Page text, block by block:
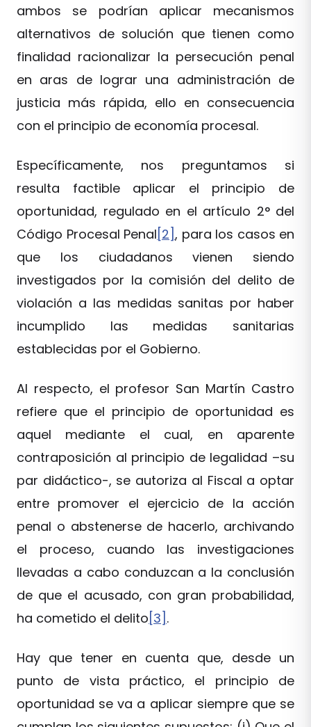
ambos se podrían aplicar mecanismos
alternativos de solución que tienen como
finalidad racionalizar la persecución penal
en aras de lograr una administración de
justicia más rápida, ello en consecuencia
con el principio de economía procesal.
Específicamente, nos preguntamos si
resulta factible aplicar el principio de
oportunidad, regulado en el artículo 2° del
Código Procesal Penal [2], para los casos en
que los ciudadanos vienen siendo
investigados por la comisión del delito de
violación a las medidas sanitas por haber
incumplido las medidas sanitarias
establecidas por el Gobierno.
Al respecto, el profesor San Martín Castro
refiere que el principio de oportunidad es
aquel mediante el cual, en aparente
contraposición al principio de legalidad –su
par didáctico-, se autoriza al Fiscal a optar
entre promover el ejercicio de la acción
penal o abstenerse de hacerlo, archivando
el proceso, cuando las investigaciones
llevadas a cabo conduzcan a la conclusión
de que el acusado, con gran probabilidad,
ha cometido el delito [3] .
Hay que tener en cuenta que, desde un
punto de vista práctico, el principio de
oportunidad se va a aplicar siempre que se